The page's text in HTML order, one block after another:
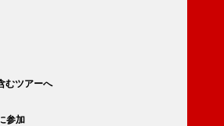
むツアーへ
参加